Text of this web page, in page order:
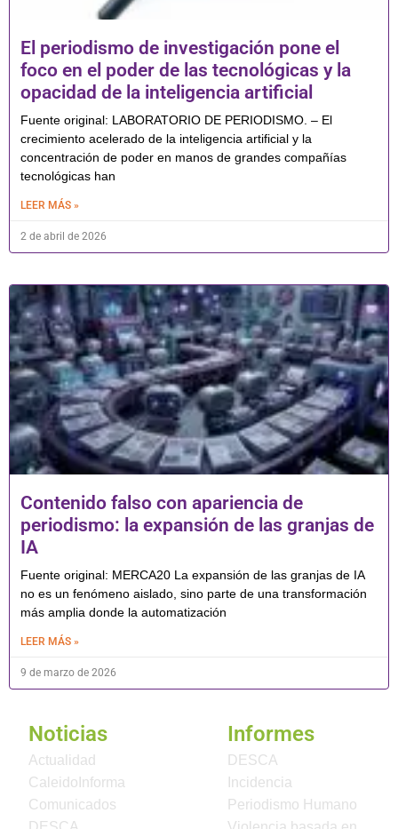
El periodismo de investigación pone el
foco en el poder de las tecnológicas y la
opacidad de la inteligencia artificial
Fuente original: LABORATORIO DE PERIODISMO. – El
crecimiento acelerado de la inteligencia artificial y la
concentración de poder en manos de grandes compañías
tecnológicas han
LEER MÁS »
2 de abril de 2026
Contenido falso con apariencia de
periodismo: la expansión de las granjas de
IA
Fuente original: MERCA20 La expansión de las granjas de IA
no es un fenómeno aislado, sino parte de una transformación
más amplia donde la automatización
LEER MÁS »
9 de marzo de 2026
Noticias
Actualidad
CaleidoInforma
Comunicados
Informes
DESCA
Incidencia
Periodismo Humano